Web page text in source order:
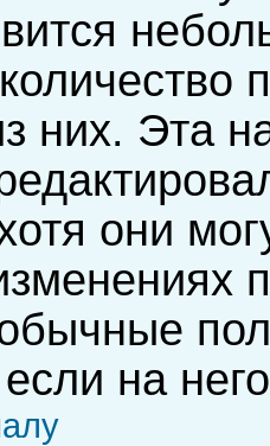
них. Эта
они
на